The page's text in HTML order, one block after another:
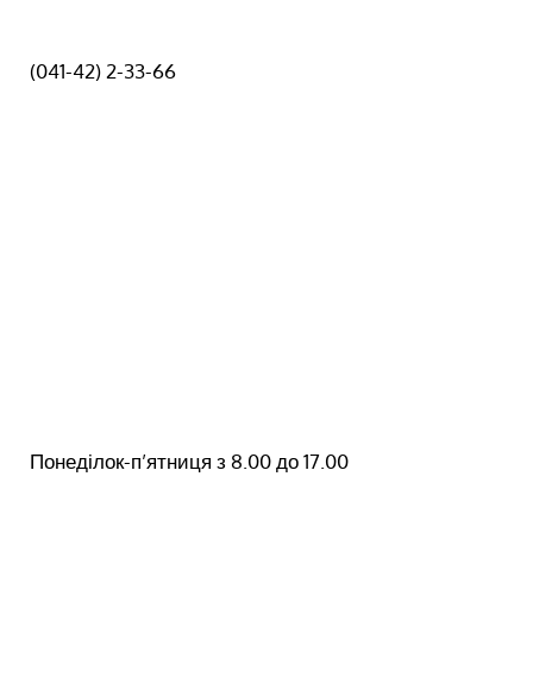
(041-42) 2-33-66
Понеділок-п’ятниця з 8.00 до 17.00